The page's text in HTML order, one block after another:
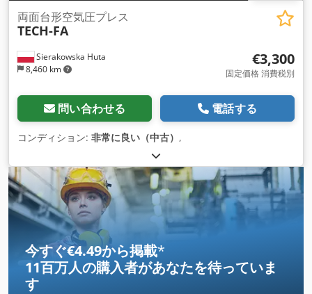
Sierakowska Huta
8,460 km
両面台形空気圧プレス
TECH-FA
€3,300
固定価格 消費税別
問い合わせる 電話する
コンディション: 非常に良い（中古） ,
今すぐ€4.49から掲載*
11百万人の購入者があなたを待っていま
す